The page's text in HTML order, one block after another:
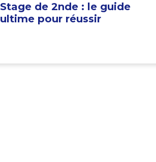
Stage de 2nde : le guide
ultime pour réussir